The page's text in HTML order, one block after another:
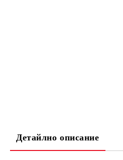
Детайлно описание